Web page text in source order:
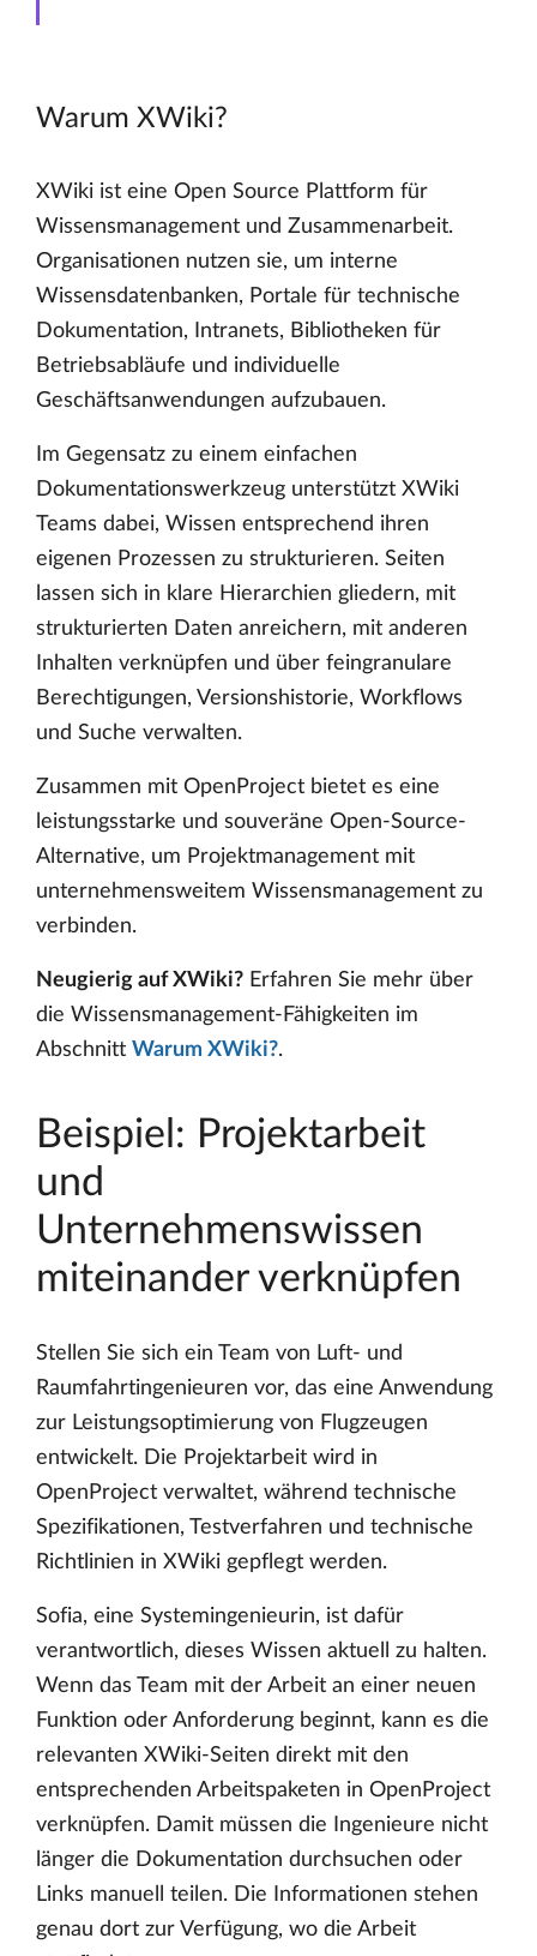
Warum XWiki?
XWiki ist eine Open Source Plattform für
Wissensmanagement und Zusammenarbeit.
Organisationen nutzen sie, um interne
Wissensdatenbanken, Portale für technische
Dokumentation, Intranets, Bibliotheken für
Betriebsabläufe und individuelle
Geschäftsanwendungen aufzubauen.
Im Gegensatz zu einem einfachen
Dokumentationswerkzeug unterstützt XWiki
Teams dabei, Wissen entsprechend ihren
eigenen Prozessen zu strukturieren. Seiten
lassen sich in klare Hierarchien gliedern, mit
strukturierten Daten anreichern, mit anderen
Inhalten verknüpfen und über feingranulare
Berechtigungen, Versionshistorie, Workflows
und Suche verwalten.
Zusammen mit OpenProject bietet es eine
leistungsstarke und souveräne Open-Source-
Alternative, um Projektmanagement mit
unternehmensweitem Wissensmanagement zu
verbinden.
Neugierig auf XWiki? Erfahren Sie mehr über
die Wissensmanagement-Fähigkeiten im
Abschnitt Warum XWiki?.
Beispiel: Projektarbeit
und
Unternehmenswissen
miteinander verknüpfen
Stellen Sie sich ein Team von Luft- und
Raumfahrtingenieuren vor, das eine Anwendung
zur Leistungsoptimierung von Flugzeugen
entwickelt. Die Projektarbeit wird in
OpenProject verwaltet, während technische
Spezifikationen, Testverfahren und technische
Richtlinien in XWiki gepflegt werden.
Sofia, eine Systemingenieurin, ist dafür
verantwortlich, dieses Wissen aktuell zu halten.
Wenn das Team mit der Arbeit an einer neuen
Funktion oder Anforderung beginnt, kann es die
relevanten XWiki-Seiten direkt mit den
entsprechenden Arbeitspaketen in OpenProject
verknüpfen. Damit müssen die Ingenieure nicht
länger die Dokumentation durchsuchen oder
Links manuell teilen. Die Informationen stehen
genau dort zur Verfügung, wo die Arbeit